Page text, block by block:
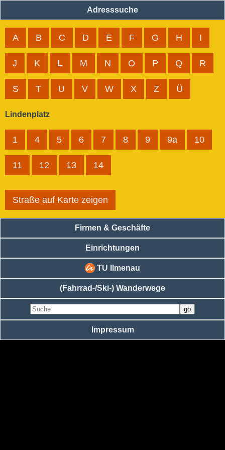
Adresssuche
A B C D E F G H I
J K L M N O P Q R
S T U V W X Z Ü
Lindenplatz
1 4 5 6 7 8 9 9a 10
11 12 13 14
Straße auf Karte zeigen
Firmen & Geschäfte
Einrichtungen
TU Ilmenau
(Fahrrad-/Ski-) Wanderwege
Impressum